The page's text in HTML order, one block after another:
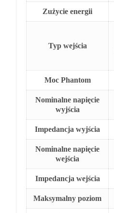
Zużycie energii
Typ wejścia
Moc Phantom
Nominalne napięcie
wyjścia
Impedancja wyjścia
Nominalne napięcie
wejścia
Impedancja wejścia
Maksymalny poziom